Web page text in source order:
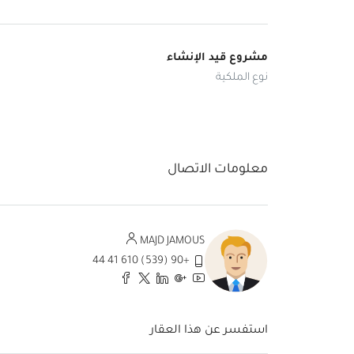
مشروع قيد الإنشاء
نوع الملكية
معلومات الاتصال
MAJD JAMOUS
+90 (539) 610 41 44
استفسر عن هذا العقار